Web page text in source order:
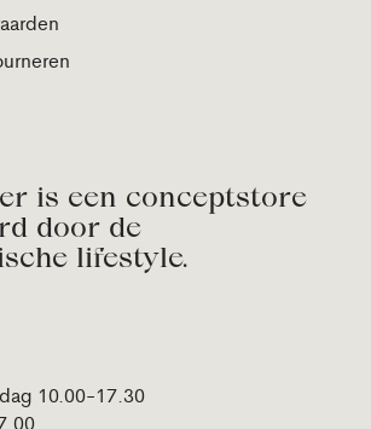
is een conceptstore
door de
lifestyle.
10.00-17.30